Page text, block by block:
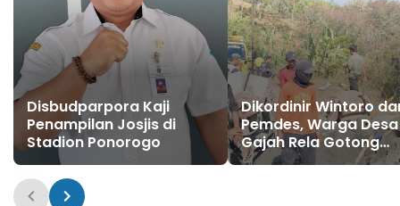
Disbudparpora Kaji
Penampilan Josjis di
Stadion Ponorogo
Dikordinir Wintoro
Pemdes, Warga Desa
Gajah Rela Gotong
Royong Perbaiki